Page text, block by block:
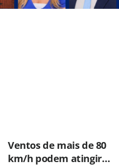
Ventos de mais de 80
km/h podem atingir